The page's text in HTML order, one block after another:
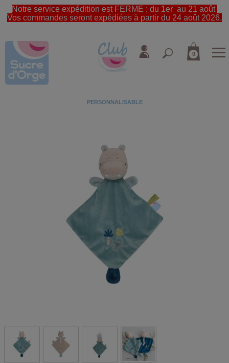
Notre service expédition est FERME : du 1er au 21 août
Vos commandes seront expédiées à partir du 24 août 2026.
0
PERSONNALISABLE